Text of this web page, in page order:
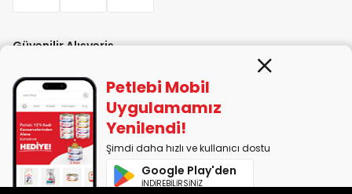
Güvenilir Alışveriş
PETLEBİ EVCİL HAYVAN ÜRÜNLERİ PAZ. SAN. TİC. LTD. ŞTİ. Alaşarköy Mah.
1. Alaşar Cad. No: 9 Osmangazi/Bursa
Petlebi Mobil
Uygulamamız
Yenilendi!
Şimdi daha hızlı ve kullanıcı dostu
Google Play'den
İNDİREBİLİRSİNİZ